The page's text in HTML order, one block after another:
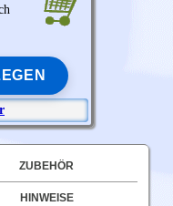
ZUBEHÖR
HINWEISE